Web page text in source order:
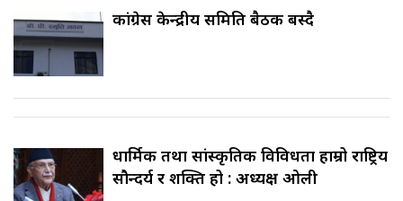
कांग्रेस केन्द्रीय समिति बैठक बस्दै
धार्मिक तथा सांस्कृतिक विविधता हाम्रो राष्ट्रिय
सौन्दर्य र शक्ति हो : अध्यक्ष ओली